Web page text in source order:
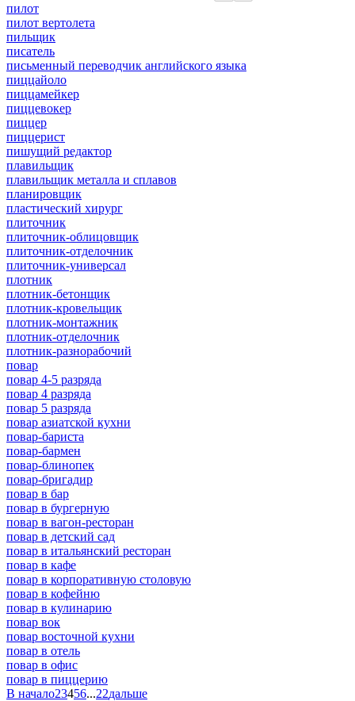
пилот
пилот вертолета
пильщик
писатель
письменный переводчик английского языка
пиццайоло
пиццамейкер
пиццевокер
пиццер
пиццерист
пишущий редактор
плавильщик
плавильщик металла и сплавов
планировщик
пластический хирург
плиточник
плиточник-облицовщик
плиточник-отделочник
плиточник-универсал
плотник
плотник-бетонщик
плотник-кровельщик
плотник-монтажник
плотник-отделочник
плотник-разнорабочий
повар
повар 4-5 разряда
повар 4 разряда
повар 5 разряда
повар азиатской кухни
повар-бариста
повар-бармен
повар-блинопек
повар-бригадир
повар в бар
повар в бургерную
повар в вагон-ресторан
повар в детский сад
повар в итальянский ресторан
повар в кафе
повар в корпоративную столовую
повар в кофейню
повар в кулинарию
повар вок
повар восточной кухни
повар в отель
повар в офис
повар в пиццерию
В начало23456...22дальше